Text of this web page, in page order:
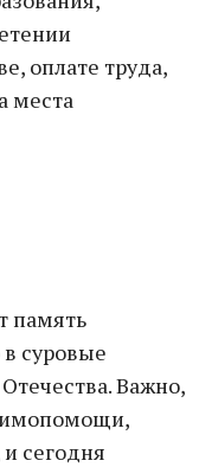
оплате труда,
места
память
суровые
Важно,
сегодня